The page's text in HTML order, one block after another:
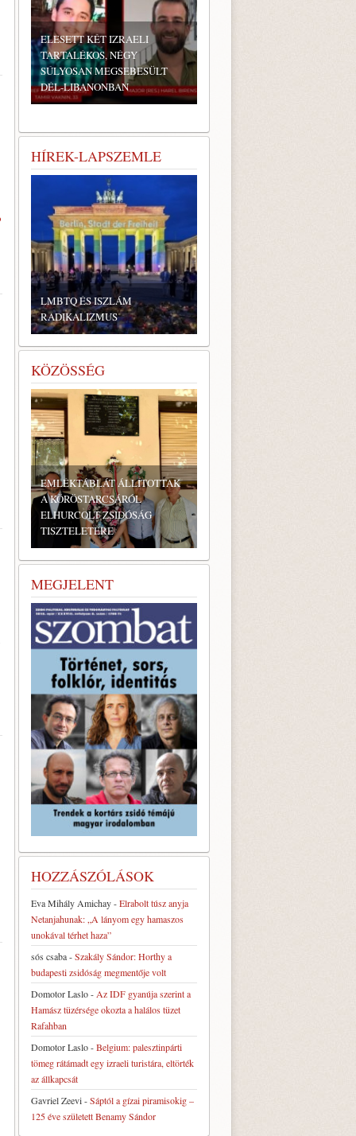
ELESETT KÉT IZRAELI
TARTALÉKOS, NÉGY
SÚLYOSAN MEGSEBESÜLT
DÉL-LIBANONBAN
HÍREK-LAPSZEMLE
LMBTQ ÉS ISZLÁM
RADIKALIZMUS
KÖZÖSSÉG
ÁLLÍTOTTAK
ZSIDÓSÁG
BONYHÁDI ZSIDÓ NAPOK
MEGJELENT
HOZZÁSZÓLÁSOK
Eva Mihály Amichay-Elrabolt túsz anyja
Netanjahunak: „A lányom egy hamaszos
unokával térhet haza”
sós csaba-Szakály Sándor: Horthy a
budapesti zsidóság megmentője volt
Domotor Laslo- Az IDF gyanúja szerint a
Hamász tüzérsége okozta a halálos tüzet
Rafahban
Domotor Laslo-Belgium: palesztinpárti
tömeg rátámadt egy izraeli turistára, eltörték
az állkapcsát
Gavriel Zeevi-Sáptól a gízai piramisokig –
125 éve született Benamy Sándor